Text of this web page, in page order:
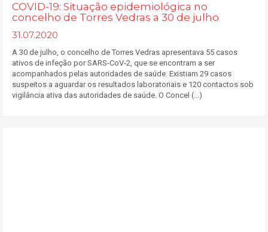
COVID-19: Situação epidemiológica no
concelho de Torres Vedras a 30 de julho
31.07.2020
A 30 de julho, o concelho de Torres Vedras apresentava 55 casos
ativos de infeção por SARS-CoV-2, que se encontram a ser
acompanhados pelas autoridades de saúde. Existiam 29 casos
suspeitos a aguardar os resultados laboratoriais e 120 contactos sob
vigilância ativa das autoridades de saúde. O Concel (...)